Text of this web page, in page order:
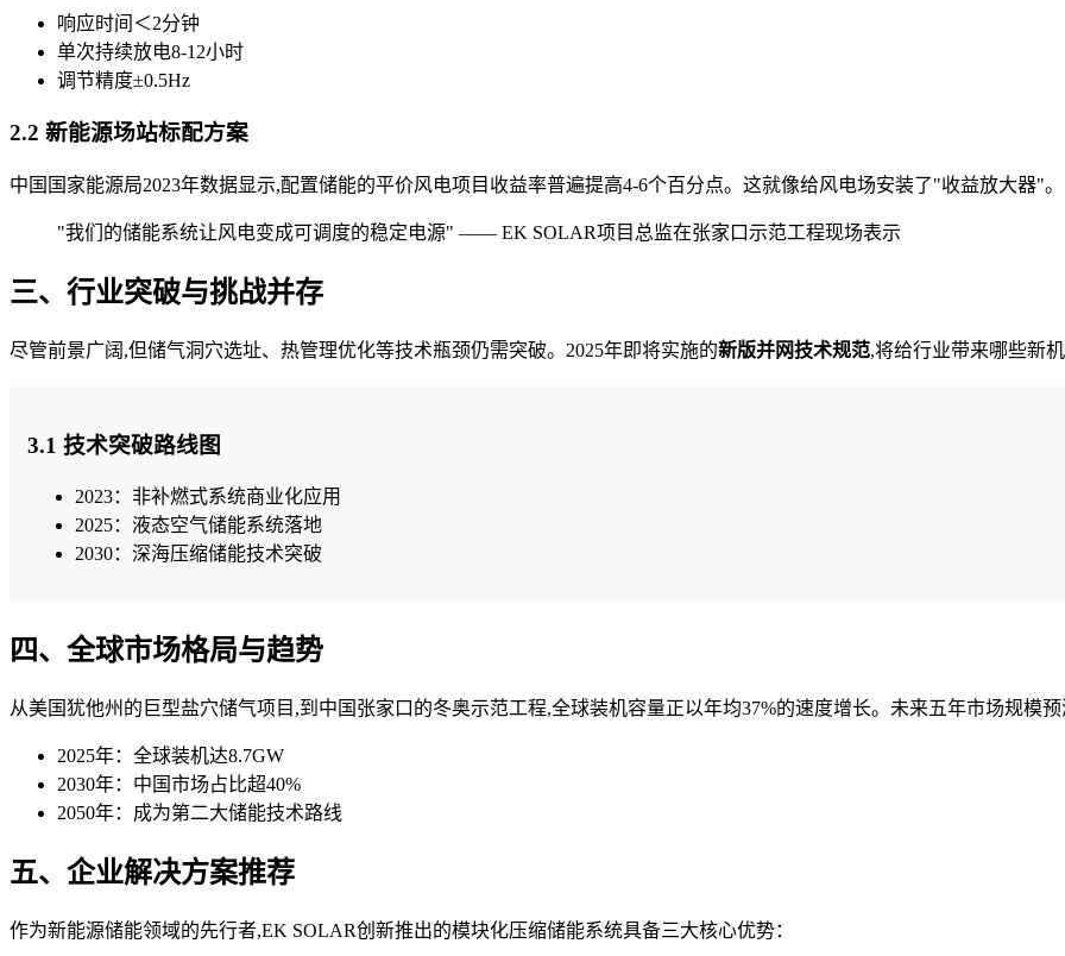
响应时间＜2分钟
单次持续放电8-12小时
调节精度±0.5Hz
2.2 新能源场站标配方案
中国国家能源局2023年数据显示,配置储能的平价风电项目收益率普遍提高4-6个百分点。这就像给风电场安装了"收益放大器"。
"我们的储能系统让风电变成可调度的稳定电源" —— EK SOLAR项目总监在张家口示范工程现场表示
三、行业突破与挑战并存
尽管前景广阔,但储气洞穴选址、热管理优化等技术瓶颈仍需突破。2025年即将实施的新版并网技术规范,将给行业带来哪些新
3.1 技术突破路线图
2023：非补燃式系统商业化应用
2025：液态空气储能系统落地
2030：深海压缩储能技术突破
四、全球市场格局与趋势
从美国犹他州的巨型盐穴储气项目,到中国张家口的冬奥示范工程,全球装机容量正以年均37%的速度增长。未来五年市场规模
2025年：全球装机达8.7GW
2030年：中国市场占比超40%
2050年：成为第二大储能技术路线
五、企业解决方案推荐
作为新能源储能领域的先行者,EK SOLAR创新推出的模块化压缩储能系统具备三大核心优势：